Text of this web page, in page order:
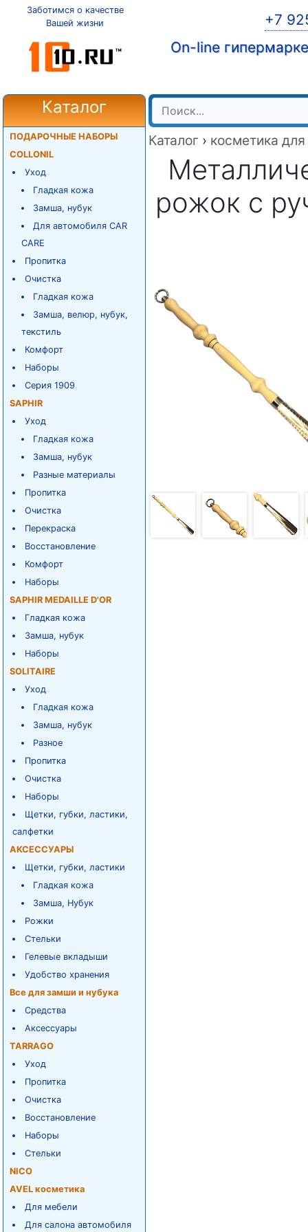
Заботимся о качестве
Вашей жизни
+7
On-line
Каталог
ПОДАРОЧНЫЕ НАБОРЫ
COLLONIL
Уход
Гладкая кожа
Замша, нубук
Для автомобиля CAR
CARE
Пропитка
Очистка
Гладкая кожа
Замша, велюр, нубук,
текстиль
Комфорт
Наборы
Серия 1909
SAPHIR
Уход
Гладкая кожа
Замша, нубук
Разные материалы
Пропитка
Очистка
Перекраска
Восстановление
Комфорт
Наборы
SAPHIR MEDAILLE D'OR
Гладкая кожа
Замша, нубук
Наборы
SOLITAIRE
Уход
Гладкая кожа
Замша, нубук
Разное
Пропитка
Очистка
Наборы
Щетки, губки, ластики,
салфетки
АКСЕССУАРЫ
Щетки, губки, ластики
Гладкая кожа
Замша, Нубук
Рожки
Стельки
Гелевые вкладыши
Удобство хранения
Все для замши и нубука
Средства
Аксессуары
TARRAGO
Уход
Пропитка
Очистка
Восстановление
Наборы
Стельки
NICO
AVEL косметика
Для мебели
Для салона автомобиля
Каталог › косметика
рожок с